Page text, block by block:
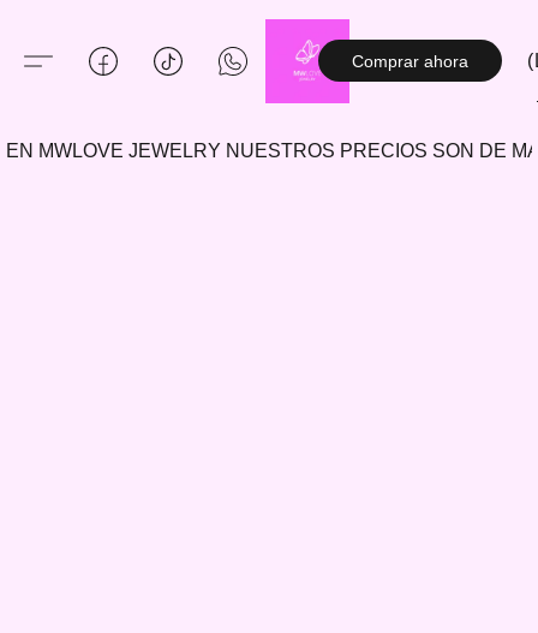
Comprar ahora
EN MWLOVE JEWELRY NUESTROS PRECIOS SON DE